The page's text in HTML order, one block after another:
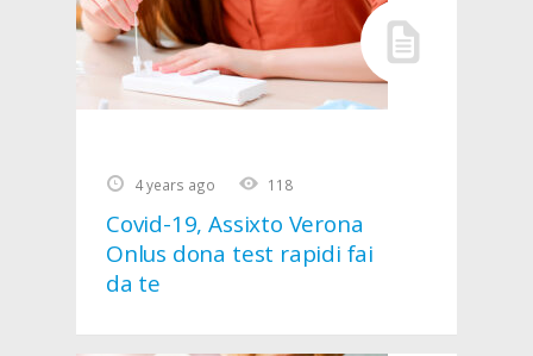
4 years ago 118
Covid-19, Assixto Verona
Onlus dona test rapidi fai
da te